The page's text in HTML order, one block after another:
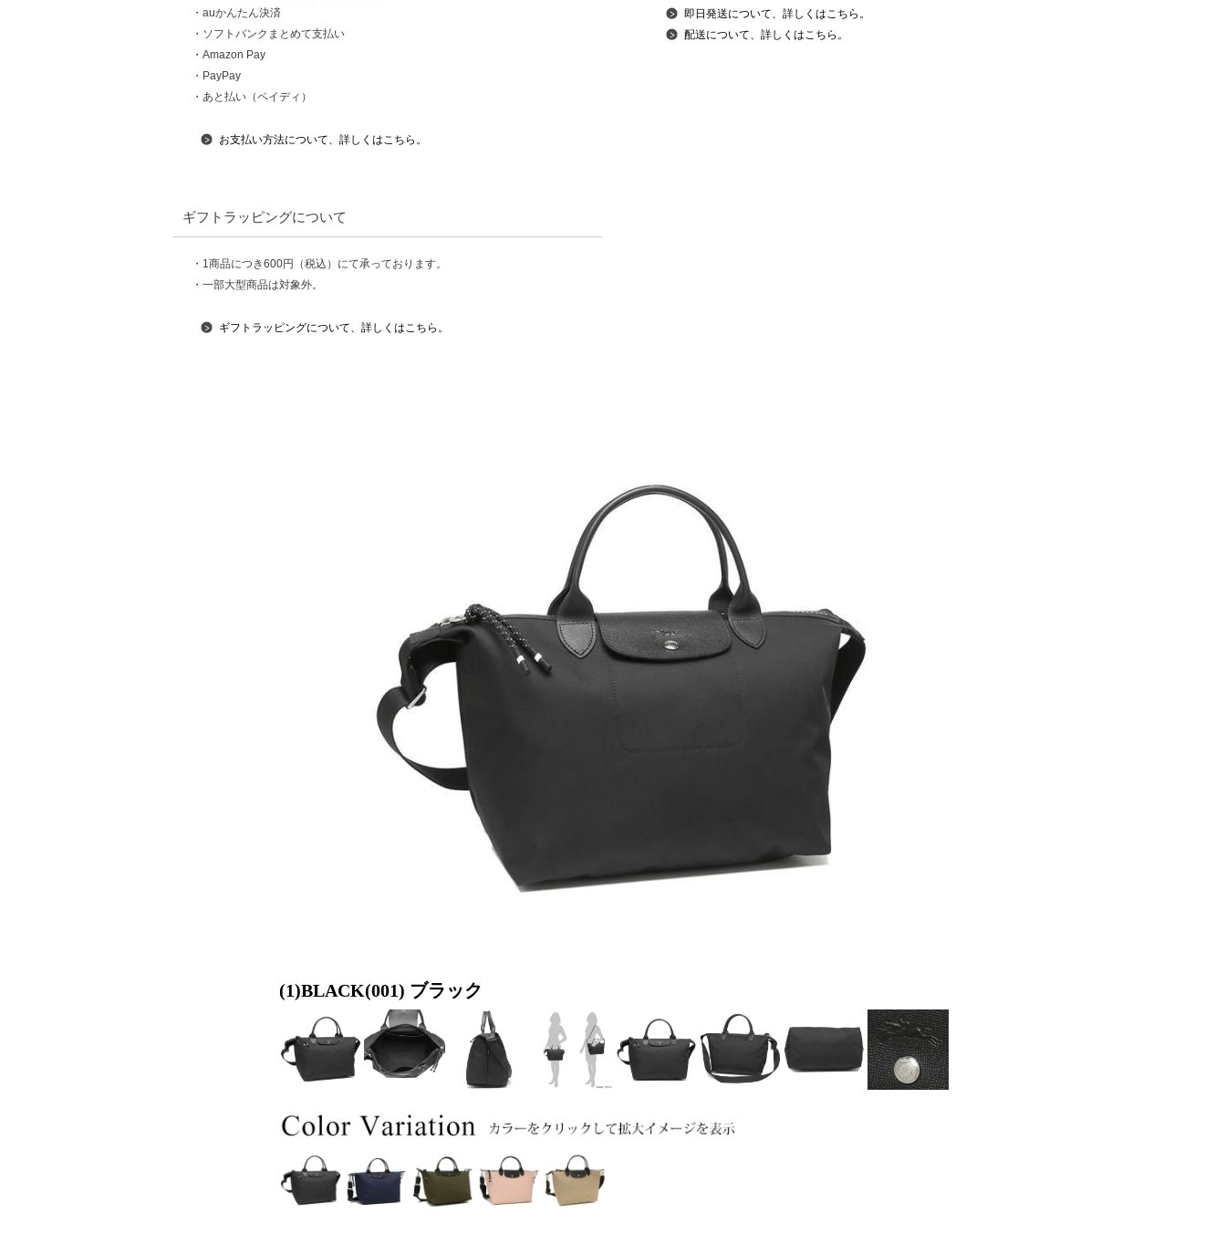
・auかんたん決済
・ソフトバンクまとめて支払い
・Amazon Pay
・PayPay
・あと払い（ペイディ）
お支払い方法について、詳しくはこちら。
即日発送について、詳しくはこちら。
配送について、詳しくはこちら。
ギフトラッピングについて
・1商品につき600円（税込）にて承っております。
・一部大型商品は対象外。
ギフトラッピングについて、詳しくはこちら。